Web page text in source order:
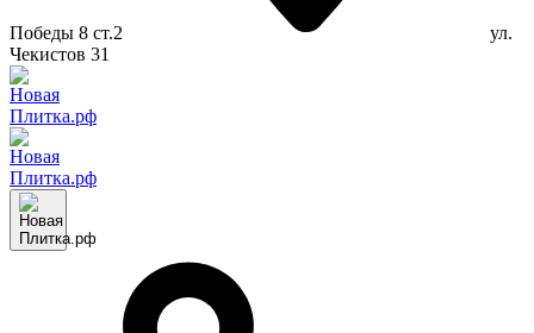
Победы 8 ст.2
ул.
Чекистов 31